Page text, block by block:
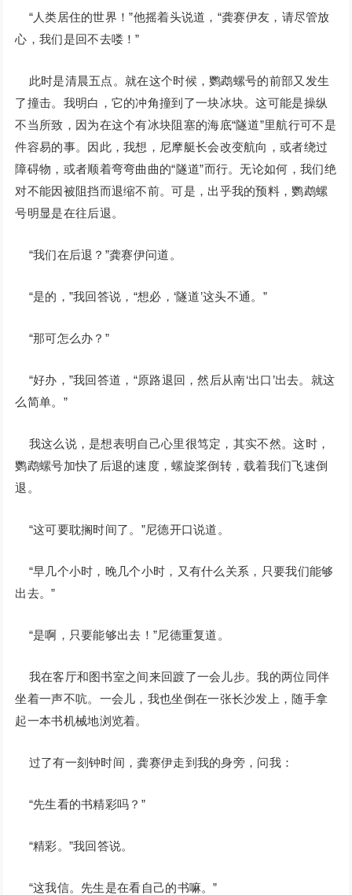
“人类居住的世界！”他摇着头说道，“龚赛伊友，请尽管放
心，我们是回不去喽！”
此时是清晨五点。就在这个时候，鹦鹉螺号的前部又发生
了撞击。我明白，它的冲角撞到了一块冰块。这可能是操纵
不当所致，因为在这个有冰块阻塞的海底“隧道”里航行可不是
件容易的事。因此，我想，尼摩艇长会改变航向，或者绕过
障碍物，或者顺着弯弯曲曲的“隧道”而行。无论如何，我们绝
对不能因被阻挡而退缩不前。可是，出乎我的预料，鹦鹉螺
号明显是在往后退。
“我们在后退？”龚赛伊问道。
“是的，”我回答说，“想必，‘隧道’这头不通。”
“那可怎么办？”
“好办，”我回答道，“原路退回，然后从南‘出口’出去。就这
么简单。”
我这么说，是想表明自己心里很笃定，其实不然。这时，
鹦鹉螺号加快了后退的速度，螺旋桨倒转，载着我们飞速倒
退。
“这可要耽搁时间了。”尼德开口说道。
“早几个小时，晚几个小时，又有什么关系，只要我们能够
出去。”
“是啊，只要能够出去！”尼德重复道。
我在客厅和图书室之间来回踱了一会儿步。我的两位同伴
坐着一声不吭。一会儿，我也坐倒在一张长沙发上，随手拿
起一本书机械地浏览着。
过了有一刻钟时间，龚赛伊走到我的身旁，问我：
“先生看的书精彩吗？”
“精彩。”我回答说。
“这我信。先生是在看自己的书嘛。”